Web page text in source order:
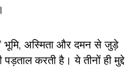
भूमि, अस्मिता और दमन से जुड़े
पड़ताल करती है। ये तीनों ही मुद्दे